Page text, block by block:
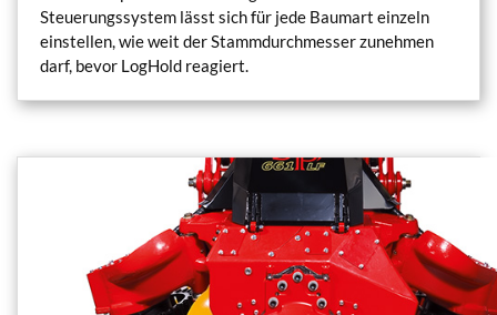
Steuerungssystem lässt sich für jede Baumart einzeln
einstellen, wie weit der Stammdurchmesser zunehmen
darf, bevor LogHold reagiert.